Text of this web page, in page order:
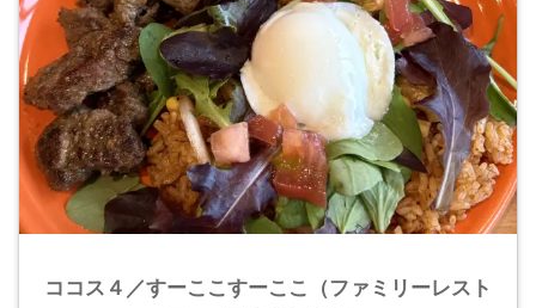
ココス４／すーここすーここ（ファミリーレスト